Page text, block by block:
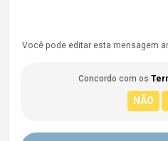
Você pode editar esta mensagem
Concordo com os